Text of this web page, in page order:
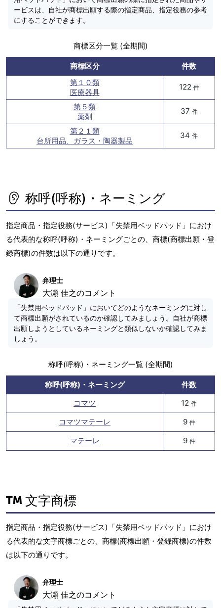
ービスは、自社が商標出願する際の指定商品、指定役務の参考
にすることができます。
商標区分一覧 (全期間)
商標区分
件数
第１０類
医療器具
122 件
第５類
薬剤
37 件
第２１類
台所用品、ガラス・陶器製品
34 件
称呼(呼称)・ネーミング
指定商品・指定役務(サービス)「失禁用ベッドパッド」におけ
る代表的な称呼(呼称)・ネーミングごとの、商標(商標出願・登
録商標)の件数は以下の通りです。
弁理士
大瀬 佳之のコメント
「失禁用ベッドパッド」においてどのようなネーミングに対し
て商標出願がされているのか確認してみましょう。自社が商標
出願しようとしているネーミングと類似しないか確認してみま
しょう。
称呼(呼称)・ネーミング一覧 (全期間)
称呼(呼称)・ネーミング
件数
コマツ
12 件
コマツマテーレ 9 件
マテーレ 9 件
文字商標
指定商品・指定役務(サービス)「失禁用ベッドパッド」におけ
る代表的な文字商標ごとの、商標(商標出願・登録商標)の件数
は以下の通りです。
弁理士
大瀬 佳之のコメント